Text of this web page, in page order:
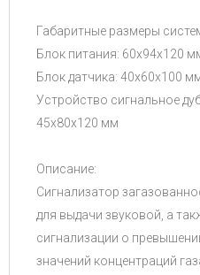
Габаритные размеры
Блок питания: 60x94x120
Блок датчика: 40x60x100
Устройство сигнальное
45x80x120 мм
Описание:
Сигнализатор
для выдачи звуковой, а
сигнализации о
значений концентраций